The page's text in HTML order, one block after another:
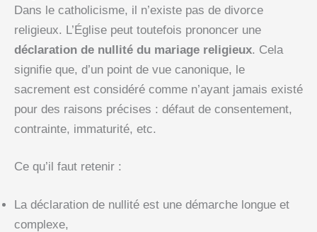
Dans le catholicisme, il n’existe pas de divorce
religieux. L’Église peut toutefois prononcer une
déclaration de nullité du mariage religieux. Cela
signifie que, d’un point de vue canonique, le
sacrement est considéré comme n’ayant jamais existé
pour des raisons précises : défaut de consentement,
contrainte, immaturité, etc.
Ce qu’il faut retenir :
La déclaration de nullité est une démarche longue et
complexe,